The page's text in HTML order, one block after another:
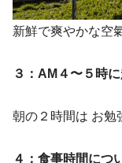
新鮮で爽やかな空
３：AM４〜５時
朝の２時間は お
４：食事時間につ